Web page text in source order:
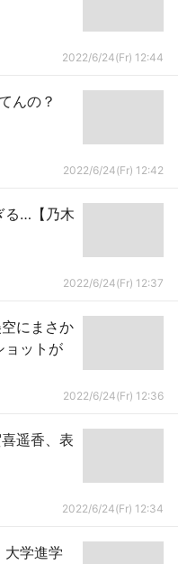
2022/6/24(Fr) 12:44
んの？
2022/6/24(Fr) 12:42
る…【乃木
2022/6/24(Fr) 12:37
にまさか
ョットが
2022/6/24(Fr) 12:36
遥香、表
2022/6/24(Fr) 12:34
大学進学